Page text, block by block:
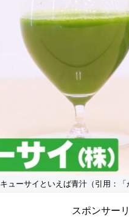
キューサイといえば青汁（引用：「
スポンサー